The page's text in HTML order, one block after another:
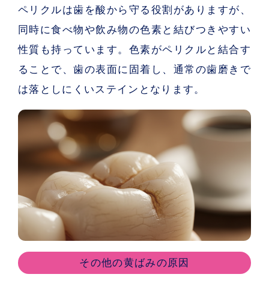
ペリクルは歯を酸から守る役割がありますが、
同時に食べ物や飲み物の色素と結びつきやすい
性質も持っています。色素がペリクルと結合す
ることで、歯の表面に固着し、通常の歯磨きで
は落としにくいステインとなります。
その他の黄ばみの原因